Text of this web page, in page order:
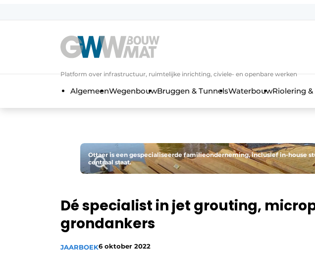
BedrijvenAanmeldenBedankt voor de aanmelding
Direct contact
Meest gelezen
Nieuwsbrief
Privacy / Cookie statement
Vacature aanmelden
Video’s
Platform over infrastructuur, ruimtelijke inrichting, civiele- en openbare werken
AlgemeenWegenbouwBruggen & TunnelsWaterbouwRiolering
Ottaer is een gespecialiseerde familieonderneming, inclusief in-house
centraal staat.
Dé specialist in jet grouting,
grondankers
JAARBOEK6 oktober 2022